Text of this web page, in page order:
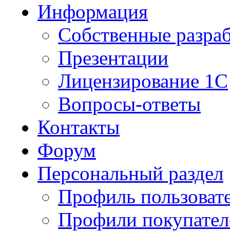
Информация
Собственные
Презентации
Лицензирование 1С
Вопросы-ответы
Контакты
Форум
Персональный раздел
Профиль
Профили